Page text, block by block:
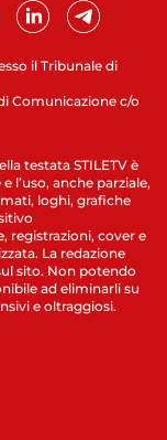
il Tribunale di
Comunicazione c/o
testata STILETV è
l’uso, anche parziale,
loghi, grafiche
registrazioni, cover e
La redazione
sito. Non potendo
ad eliminarli su
e oltraggiosi.